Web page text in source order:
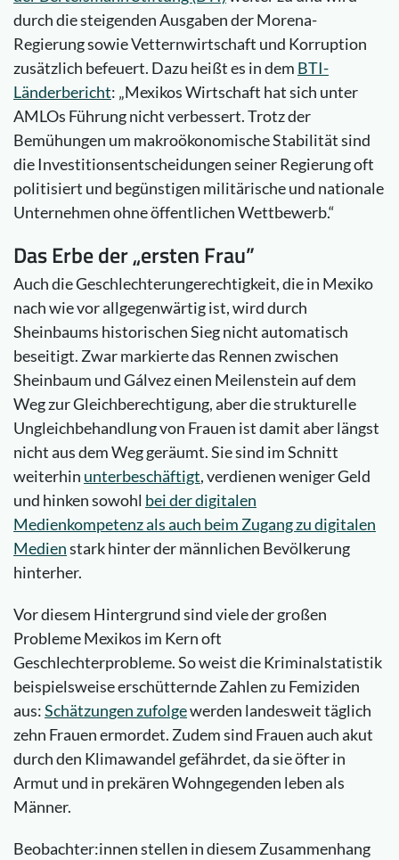
durch die steigenden Ausgaben der Morena-
Regierung sowie Vetternwirtschaft und Korruption
zusätzlich befeuert. Dazu heißt es in dem BTI-
Länderbericht: „Mexikos Wirtschaft hat sich unter
AMLOs Führung nicht verbessert. Trotz der
Bemühungen um makroökonomische Stabilität sind
die Investitionsentscheidungen seiner Regierung oft
politisiert und begünstigen militärische und nationale
Unternehmen ohne öffentlichen Wettbewerb.“
Das Erbe der „ersten Frau”
Auch die Geschlechterungerechtigkeit, die in Mexiko
nach wie vor allgegenwärtig ist, wird durch
Sheinbaums historischen Sieg nicht automatisch
beseitigt. Zwar markierte das Rennen zwischen
Sheinbaum und Gálvez einen Meilenstein auf dem
Weg zur Gleichberechtigung, aber die strukturelle
Ungleichbehandlung von Frauen ist damit aber längst
nicht aus dem Weg geräumt. Sie sind im Schnitt
weiterhin unterbeschäftigt, verdienen weniger Geld
und hinken sowohl bei der digitalen
Medienkompetenz als auch beim Zugang zu digitalen
Medienstark hinter der männlichen Bevölkerung
hinterher.
Vor diesem Hintergrund sind viele der großen
Probleme Mexikos im Kern oft
Geschlechterprobleme. So weist die Kriminalstatistik
beispielsweise erschütternde Zahlen zu Femiziden
aus:Schätzungen zufolgewerden landesweit täglich
zehn Frauen ermordet. Zudem sind Frauen auch akut
durch den Klimawandel gefährdet, da sie öfter in
Armut und in prekären Wohngegenden leben als
Männer.
Beobachter:innen stellen in diesem Zusammenhang